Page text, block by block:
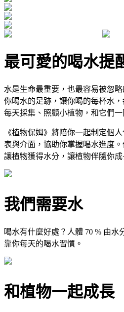
最可愛的喝水提
水是生命最重要，也最容易被忽
你喝水的足跡，讓你喝的每杯水
每天採集、照顧小植物，和它們一
《植物保姆》將陪你一起制定個
表與介面，協助你掌握喝水進度
讓植物獲得水分，讓植物伴隨你成
我們需要水
喝水有什麼好處？人體 70 % 由水
靠你每天的喝水習慣。
和植物一起成長